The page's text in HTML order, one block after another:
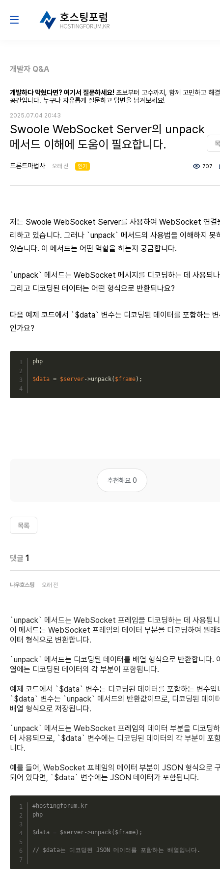
개발자 Q&A
개발하다 막혔다면? 여기서 질문하세요! 초보부터 고수까지, 함께 고민하고 해
공간입니다. 누구나 자유롭게 질문하고 답변을 남겨보세요!
2025.07.04 20:43
Swoole WebSocket Server의 unpack
메서드 이해에 도움이 필요합니다.
프론트마법사 오래 전 인기 707
저는 Swoole WebSocket Server를 사용하여 WebSocket 연결
리하고 있습니다. 그러나 `unpack` 메서드의 사용법을 이해하지 못
있습니다. 이 메서드는 어떤 역할을 하는지 궁금합니다.
`unpack` 메서드는 WebSocket 메시지를 디코딩하는 데 사용되
그리고 디코딩된 데이터는 어떤 형식으로 반환되나요?
다음 예제 코드에서 `$data` 변수는 디코딩된 데이터를 포함하는
인가요?
php
$data = $server->unpack( $frame) ;
추천해요 0
목록
댓글 1
나우호스팅 오래 전
`unpack` 메서드는 WebSocket 프레임을 디코딩하는 데 사용됩
이 메서드는 WebSocket 프레임의 데이터 부분을 디코딩하여 원래
이터 형식으로 변환합니다.
`unpack` 메서드는 디코딩된 데이터를 배열 형식으로 반환합니다.
열에는 디코딩된 데이터의 각 부분이 포함됩니다.
예제 코드에서 `$data` 변수는 디코딩된 데이터를 포함하는 변수입
`$data` 변수는 `unpack` 메서드의 반환값이므로, 디코딩된 데이
배열 형식으로 저장됩니다.
`unpack` 메서드는 WebSocket 프레임의 데이터 부분을 디코딩
데 사용되므로, `$data` 변수에는 디코딩된 데이터의 각 부분이 포
니다.
예를 들어, WebSocket 프레임의 데이터 부분이 JSON 형식으로
되어 있다면, `$data` 변수에는 JSON 데이터가 포함됩니다.
#hostingforum.kr
php
$data = $server->unpack( $frame) ;
// $data는 디코딩된 JSON 데이터를 포함하는 배열입니다.